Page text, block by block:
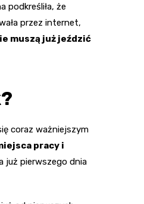
podkreśliła, że
przez internet,
muszą już jeździć
coraz ważniejszym
pracy i
już pierwszego dnia